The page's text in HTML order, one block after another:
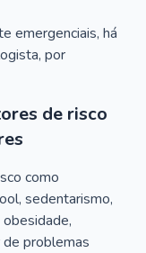
emergenciais, há
por
de risco
como
sedentarismo,
problemas